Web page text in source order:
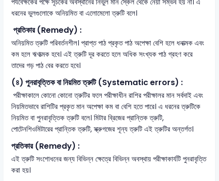
ধরনের ভুলগুলোকে অনিয়মিত বা এলোমেলো ত্রুটি বলে।
প্রতিকার (Remedy) :
অনিয়মিত ত্রুটি পরিবর্তনশীল। প্রাপ্ত পাঠ প্রকৃত পাঠ অপেক্ষা বেশি হলে ধনাত্মক এবং
কম হলে ঋণাত্মক হবে। এই ত্রুটি দূর করতে হলে অধিক সংখ্যক পাঠ গ্রহণ করে
তাদের গড় পাঠ বের করতে হবে।
(৪) পুনরাবৃত্তিক বা নিয়মিত ত্রুটি (Systematic errors) :
পরীক্ষাকালে কোনো কোনো ত্রুটির ফলে পরীক্ষাধীন রাশির পরীক্ষালর মান সর্বদাই এবং
নিয়মিতভাবে রাশিটির প্রকৃত মান অপেক্ষা কম বা বেশি হতে পারে। এ ধরনের ত্রুটিকে
নিয়মিত বা পুনরাবৃত্তিক ত্রুটি বলে। মিটার ব্রিজের প্রান্তিক ত্রুটি,
পোটেনশিওমিটারের প্রান্তিক ত্রুটি, স্ক্রুগজের শূন্য ত্রুটি এই ত্রুটির অন্তর্গত।
প্রতিকার (Remedy) :
এই ত্রুটি সংশোধনের জন্য বিভিন্ন ক্ষেত্রে বিভিন্ন অবস্থায় পরীক্ষাকার্যটি পুনরাবৃত্তি
করা হয়।